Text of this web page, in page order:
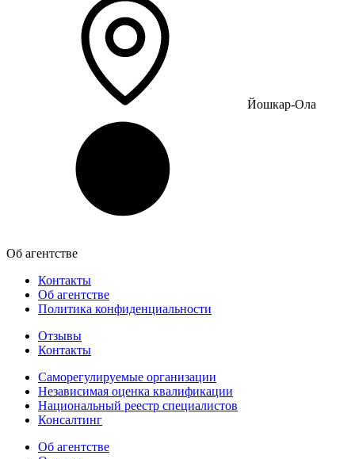
Йошкар-Ола
Об агентстве
Контакты
Об агентстве
Политика конфиденциальности
Отзывы
Контакты
Саморегулируемые организации
Независимая оценка квалификации
Национальный реестр специалистов
Консалтинг
Об агентстве